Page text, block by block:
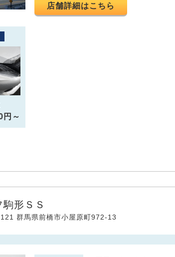
店舗詳細はこちら
円～
駒形ＳＳ
群馬県前橋市小屋原町972-13